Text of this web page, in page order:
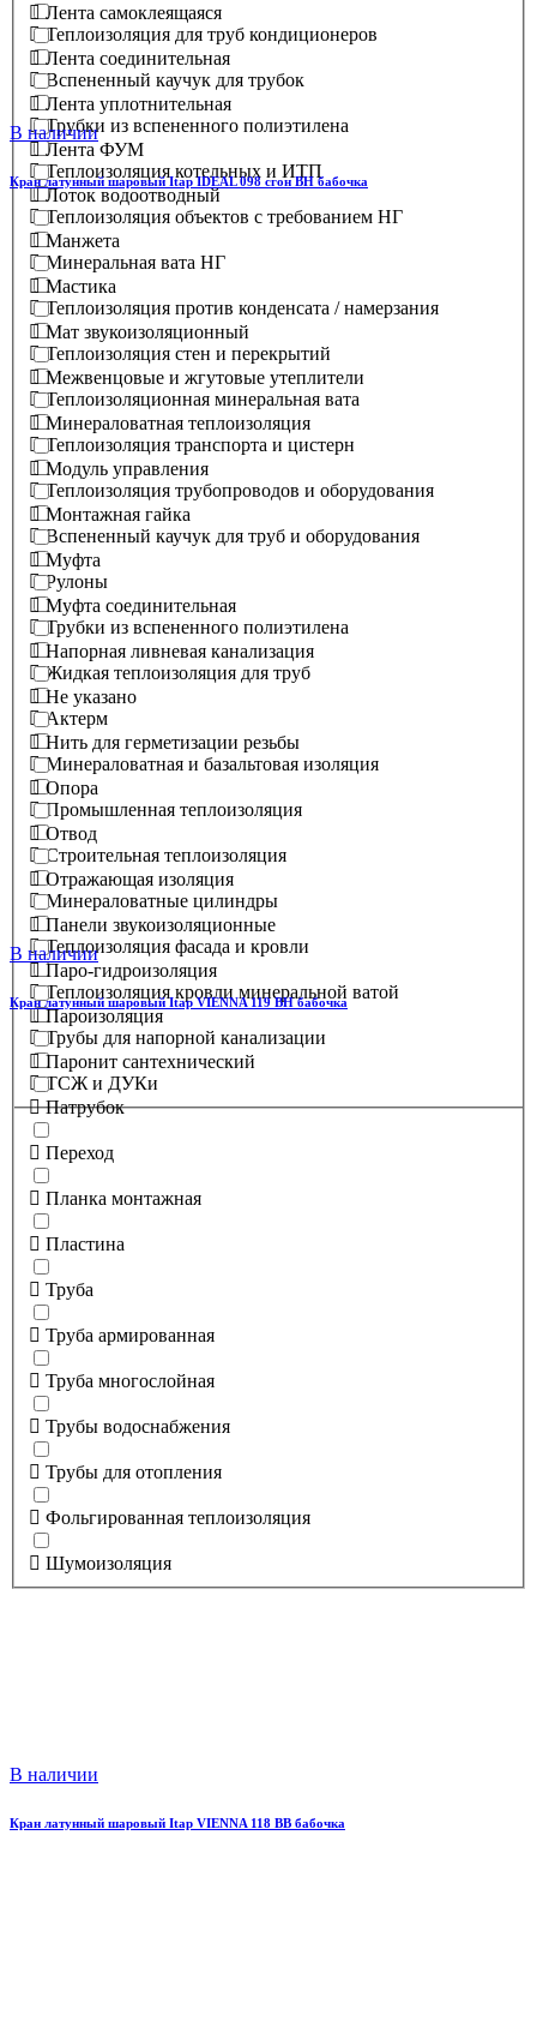
Теплоизоляция для труб кондиционеров
Вспененный каучук для трубок
Трубки из вспененного полиэтилена
Теплоизоляция котельных и ИТП
Теплоизоляция объектов с требованием НГ
Минеральная вата НГ
Теплоизоляция против конденсата / намерзания
Теплоизоляция стен и перекрытий
Теплоизоляционная минеральная вата
Теплоизоляция транспорта и цистерн
Теплоизоляция трубопроводов и оборудования
Вспененный каучук для труб и оборудования
Рулоны
Трубки из вспененного полиэтилена
Жидкая теплоизоляция для труб
Актерм
Минераловатная и базальтовая изоляция
Промышленная теплоизоляция
Строительная теплоизоляция
Минераловатные цилиндры
Теплоизоляция фасада и кровли
Теплоизоляция кровли минеральной ватой
Трубы для напорной канализации
ТСЖ и ДУКи
Лента самоклеящаяся
Лента соединительная
Лента уплотнительная
Лента ФУМ
Лоток водоотводный
Манжета
Мастика
Мат звукоизоляционный
Межвенцовые и жгутовые утеплители
Минераловатная теплоизоляция
Модуль управления
Монтажная гайка
Муфта
Муфта соединительная
Напорная ливневая канализация
Не указано
Нить для герметизации резьбы
Опора
Отвод
Отражающая изоляция
Панели звукоизоляционные
Паро-гидроизоляция
Пароизоляция
Паронит сантехнический
Патрубок
Переход
Планка монтажная
Пластина
Труба
Труба армированная
Труба многослойная
Трубы водоснабжения
Трубы для отопления
Фольгированная теплоизоляция
Шумоизоляция
В наличии
Кран латунный шаровый Itap IDEAL 098 сгон ВН бабочка
В наличии
Кран латунный шаровый Itap VIENNA 119 ВН бабочка
В наличии
Кран латунный шаровый Itap VIENNA 118 ВВ бабочка